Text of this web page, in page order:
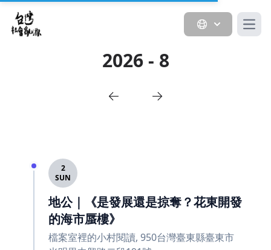
2026 - 8
2
SUN
地公｜《是發展還是掠奪？花東開發
的海市蜃樓》
檔案室裡的小村閱讀, 950台灣臺東縣臺東市